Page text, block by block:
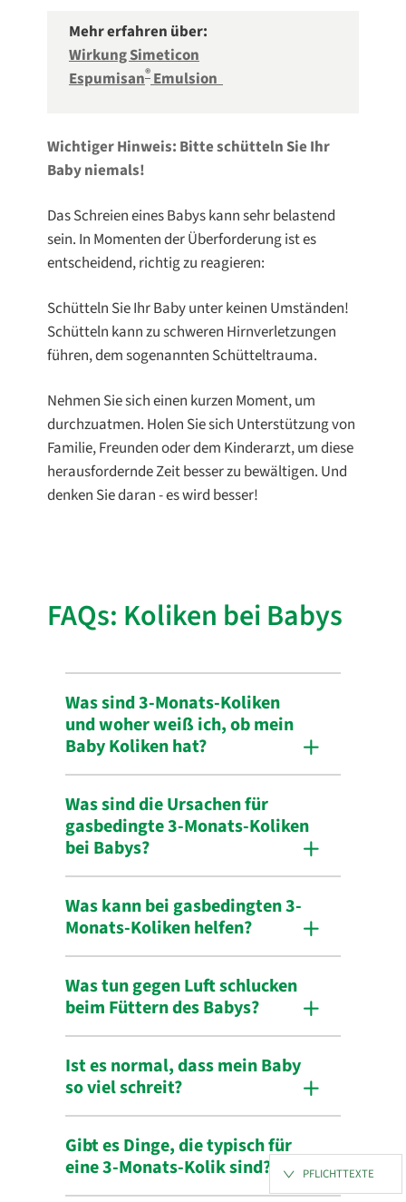
PFLICHTTEXTE
Mehr erfahren über:
Wirkung Simeticon
Espumisan® Emulsion
Wichtiger Hinweis: Bitte schütteln Sie Ihr
Baby niemals!
Das Schreien eines Babys kann sehr belastend
sein. In Momenten der Überforderung ist es
entscheidend, richtig zu reagieren:
Schütteln Sie Ihr Baby unter keinen Umständen!
Schütteln kann zu schweren Hirnverletzungen
führen, dem sogenannten Schütteltrauma.
Nehmen Sie sich einen kurzen Moment, um
durchzuatmen. Holen Sie sich Unterstützung von
Familie, Freunden oder dem Kinderarzt, um diese
herausfordernde Zeit besser zu bewältigen. Und
denken Sie daran - es wird besser!
FAQs: Koliken bei Babys
Was sind 3-Monats-Koliken
und woher weiß ich, ob mein
Baby Koliken hat?
Was sind die Ursachen für
gasbedingte 3-Monats-Koliken
bei Babys?
Was kann bei gasbedingten 3-
Monats-Koliken helfen?
Was tun gegen Luft schlucken
beim Füttern des Babys?
Ist es normal, dass mein Baby
so viel schreit?
Gibt es Dinge, die typisch für
eine 3-Monats-Kolik sind?